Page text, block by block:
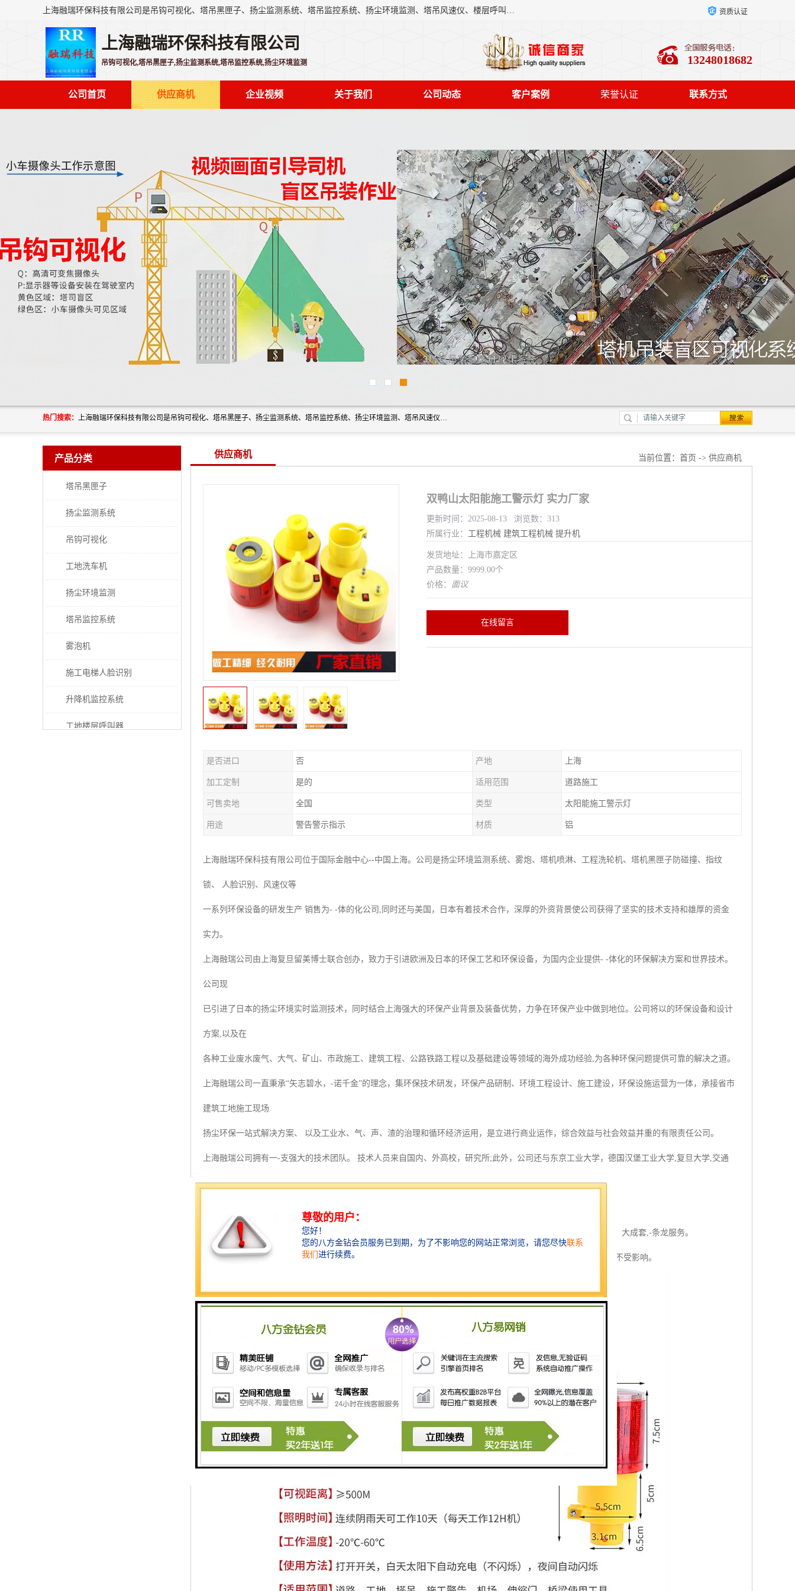
上海融瑞环保科技有限公司是吊钩可视化、塔吊黑匣子、扬尘监测系统、塔吊监控系统、扬尘环境监测、塔吊风速仪、楼层呼叫器、主令控制器、人脸识别、风速仪等一系列环保设备的研发生产销售为一体的专业化公司。 资质认证
上海融瑞环保科技有限公司
吊钩可视化,塔吊黑匣子,扬尘监测系统,塔吊监控系统,扬尘环境监测 13248018682
公司首页 供应商机 企业视频 关于我们 公司动态 客户案例 荣誉认证 联系方式
热门搜索： 上海融瑞环保科技有限公司是吊钩可视化、塔吊黑匣子、扬尘监测系统、塔吊监控系统、扬尘环境监测、塔吊风速仪、楼层呼叫器、主令控制器、人脸识别、风速仪等一系列环保设备的研发生产销售为一体的专业化公司。
产品分类
塔吊黑匣子
扬尘监测系统
吊钩可视化
工地洗车机
扬尘环境监测
塔吊监控系统
雾泡机
施工电梯人脸识别
升降机监控系统
工地楼层呼叫器
供应商机 当前位置： 首页 -> 供应商机
双鸭山太阳能施工警示灯 实力厂家
更新时间：2025-08-13 浏览数：313
所属行业： 工程机械 建筑工程机械 提升机
发货地址：上海市嘉定区
产品数量：9999.00个
价格： 面议
在线留言
是否进口 否 产地 上海
加工定制 是的 适用范围 道路施工
可售卖地 全国 类型 太阳能施工警示灯
用途 警告警示指示 材质 铝
上海融瑞环保科技有限公司位于国际金融中心--中国上海。公司是扬尘环境监测系统、雾炮、塔机喷淋、工程洗轮机、塔机黑匣子防碰撞、指纹
锁、 人脸识别、风速仪等
一系列环保设备的研发生产 销售为- -体的化公司,同时还与美国，日本有着技术合作，深厚的外资背景使公司获得了坚实的技术支持和雄厚的资金
实力。
上海融瑞公司由上海复旦留美博士联合创办，致力于引进欧洲及日本的环保工艺和环保设备，为国内企业提供- -体化的环保解决方案和世界技术。
公司现
已引进了日本的扬尘环境实时监测技术，同时结合上海强大的环保产业背景及装备优势，力争在环保产业中做到地位。公司将以的环保设备和设计
方案,以及在
各种工业废水废气、大气、矿山、市政施工、建筑工程、公路铁路工程以及基础建设等领域的海外成功经验,为各种环保问题提供可靠的解决之道。
上海融瑞公司一直秉承“矢志碧水，-诺千金”的理念，集环保技术研发，环保产品研制、环境工程设计、施工建设，环保设施运营为一体，承接省市
建筑工地施工现场
扬尘环保一站式解决方案、 以及工业水、气、声、渣的治理和循环经济运用，是立进行商业运作，综合效益与社会效益并重的有限责任公司。
上海融瑞公司拥有一-支强大的技术团队。 技术人员来自国内、外高校，研究所;此外，公司还与东京工业大学，德国汉堡工业大学,复旦大学,交通
大学等国内外高
借助于我们的技术团队以及丰富的海外资源,我们力争立足环保扬尘处理行业，实现纵横向产品多元化,技术多元化，大成套,-条龙服务。
由于连续阴雨天气的地区，阳光照射无法达到8小时，建议使用（亮/灭）模式，以大限度保证耀能太阳能灯的使用不受影响。